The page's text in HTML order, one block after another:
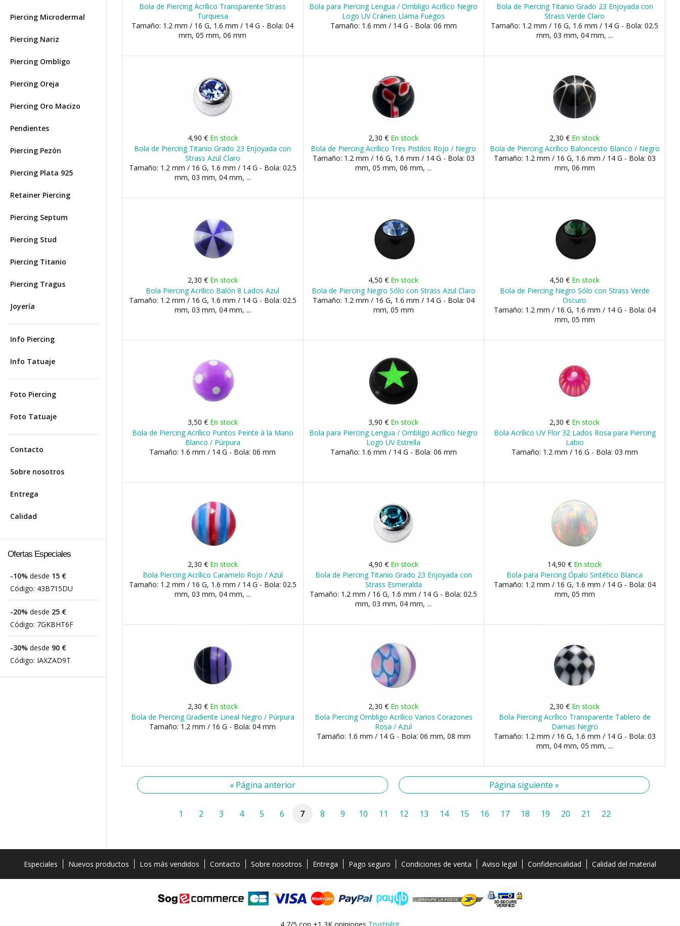
Piercing Microdermal
Piercing Nariz
Piercing Ombligo
Piercing Oreja
Piercing Oro Macizo
Pendientes
Piercing Pezón
Piercing Plata 925
Retainer Piercing
Piercing Septum
Piercing Stud
Piercing Titanio
Piercing Tragus
Joyería
Info Piercing
Info Tatuaje
Foto Piercing
Foto Tatuaje
Contacto
Sobre nosotros
Entrega
Calidad
Ofertas Especiales
-10% desde 15 €
Código: 43B715DU
-20% desde 25 €
Código: 7GKBHT6F
-30% desde 90 €
Código: IAXZAD9T
Bola de Piercing Acrílico Transparente Strass
Turquesa
Tamaño: 1.2 mm / 16 G, 1.6 mm / 14 G - Bola: 04
mm, 05 mm, 06 mm
Bola para Piercing Lengua / Ombligo Acrílico Negro
Logo UV Cráneo Llama Fuegos
Tamaño: 1.6 mm / 14 G - Bola: 06 mm
Bola de Piercing Titanio Grado 23 Enjoyada con
Strass Verde Claro
Tamaño: 1.2 mm / 16 G, 1.6 mm / 14 G - Bola: 02.5
mm, 03 mm, 04 mm, ...
4,90 € En stock
Bola de Piercing Titanio Grado 23 Enjoyada con
Strass Azul Claro
Tamaño: 1.2 mm / 16 G, 1.6 mm / 14 G - Bola: 02.5
mm, 03 mm, 04 mm, ...
2,30 € En stock
Bola de Piercing Acrílico Tres Pistilos Rojo / Negro
Tamaño: 1.2 mm / 16 G, 1.6 mm / 14 G - Bola: 03
mm, 05 mm, 06 mm, ...
2,30 € En stock
Bola de Piercing Acrílico Baloncesto Blanco / Negro
Tamaño: 1.2 mm / 16 G, 1.6 mm / 14 G - Bola: 03
mm, 06 mm
2,30 € En stock
Bola Piercing Acrílico Balón 8 Lados Azul
Tamaño: 1.2 mm / 16 G, 1.6 mm / 14 G - Bola: 02.5
mm, 03 mm, 04 mm, ...
4,50 € En stock
Bola de Piercing Negro Sólo con Strass Azul Claro
Tamaño: 1.2 mm / 16 G, 1.6 mm / 14 G - Bola: 04
mm, 05 mm
4,50 € En stock
Bola de Piercing Negro Sólo con Strass Verde
Oscuro
Tamaño: 1.2 mm / 16 G, 1.6 mm / 14 G - Bola: 04
mm, 05 mm
3,50 € En stock
Bola de Piercing Acrílico Puntos Peinte à la Mano
Blanco / Púrpura
Tamaño: 1.6 mm / 14 G - Bola: 06 mm
3,90 € En stock
Bola para Piercing Lengua / Ombligo Acrílico Negro
Logo UV Estrella
Tamaño: 1.6 mm / 14 G - Bola: 06 mm
2,30 € En stock
Bola Acrílico UV Flor 32 Lados Rosa para Piercing
Labio
Tamaño: 1.2 mm / 16 G - Bola: 03 mm
2,30 € En stock
Bola Piercing Acrílico Caramelo Rojo / Azul
Tamaño: 1.2 mm / 16 G, 1.6 mm / 14 G - Bola: 02.5
mm, 03 mm, 04 mm, ...
4,90 € En stock
Bola de Piercing Titanio Grado 23 Enjoyada con
Strass Esmeralda
Tamaño: 1.2 mm / 16 G, 1.6 mm / 14 G - Bola: 02.5
mm, 03 mm, 04 mm, ...
14,90 € En stock
Bola para Piercing Ópalo Sintético Blanca
Tamaño: 1.2 mm / 16 G, 1.6 mm / 14 G - Bola: 04
mm, 05 mm
2,30 € En stock
Bola de Piercing Gradiente Lineal Negro / Púrpura
Tamaño: 1.2 mm / 16 G - Bola: 04 mm
2,30 € En stock
Bola Piercing Ombligo Acrílico Varios Corazones
Rosa / Azul
Tamaño: 1.6 mm / 14 G - Bola: 06 mm, 08 mm
2,30 € En stock
Bola Piercing Acrílico Transparente Tablero de
Damas Negro
Tamaño: 1.2 mm / 16 G, 1.6 mm / 14 G - Bola: 03
mm, 04 mm, 05 mm, ...
« Página anterior Página siguiente »
1 2 3 4 5 6 7 8 9 10 11 12 13 14 15 16 17 18 19 20 21 22
Especiales Nuevos productos Los más vendidos Contacto Sobre nosotros Entrega Pago seguro Condiciones de venta Aviso legal Confidencialidad Calidad del material